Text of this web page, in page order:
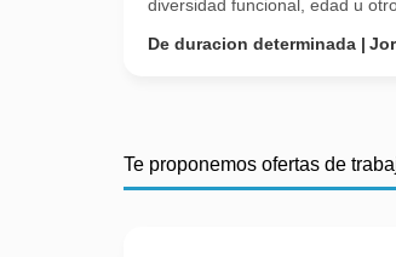
diversidad funcional, edad u
De duracion determinada
Te proponemos ofertas de